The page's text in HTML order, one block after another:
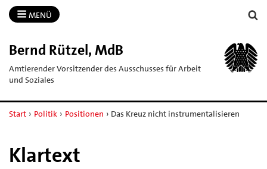
MENÜ
Bernd Rützel, MdB
Amtierender Vorsitzender des Ausschusses für Arbeit
und Soziales
Start › Politik › Positionen › Das Kreuz nicht instrumentalisieren
Klartext